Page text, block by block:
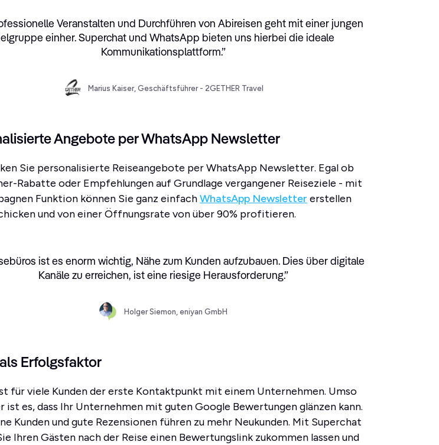
Veranstalten und Durchführen von Abireisen geht mit einer jungen
einher. Superchat und WhatsApp bieten uns hierbei die ideale
Kommunikationsplattform.”
Marius Kaiser, Geschäftsführer - 2GETHER Travel
Angebote per WhatsApp Newsletter
Sie personalisierte Reiseangebote per WhatsApp Newsletter. Egal ob
Rabatte oder Empfehlungen auf Grundlage vergangener Reiseziele - mit
Funktion können Sie ganz einfachWhatsApp Newsletter erstellen
und von einer Öffnungsrate von über 90% profitieren.
ist es enorm wichtig, Nähe zum Kunden aufzubauen. Dies über digitale
Kanäle zu erreichen, ist eine riesige Herausforderung.”
Holger Siemon, eniyan GmbH
Erfolgsfaktor
für viele Kunden der erste Kontaktpunkt mit einem Unternehmen. Umso
ist es, dass Ihr Unternehmen mit guten Google Bewertungen glänzen kann.
Kunden und gute Rezensionen führen zu mehr Neukunden. Mit Superchat
Ihren Gästen nach der Reise einen Bewertungslink zukommen lassen und